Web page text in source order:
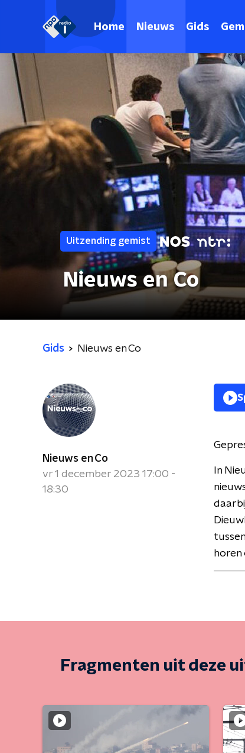
Home Nieuws Gids
Uitzending gemist
Nieuws en Co
Gids Nieuws en Co
Nieuws en Co
vr 1 december 2023 17:00 -
18:30
In
horen
Fragmenten uit deze